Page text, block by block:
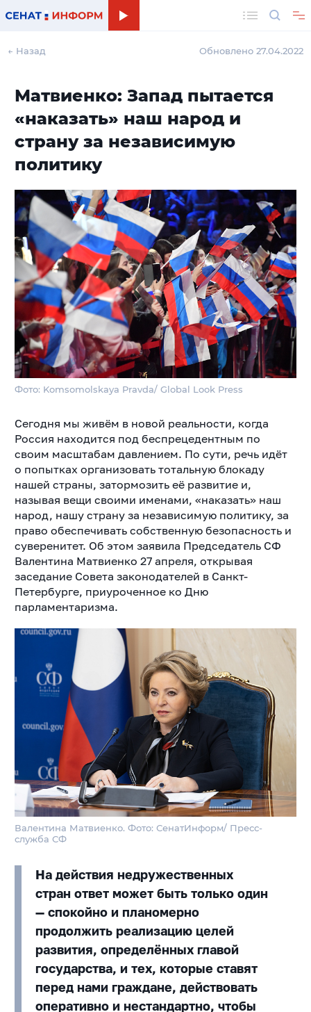
← Назад Обновлено 27.04.2022
Матвиенко: Запад пытается
«наказать» наш народ и
страну за независимую
политику
Фото: Komsomolskaya Pravda/ Global Look Press
Сегодня мы живём в новой реальности, когда
Россия находится под беспрецедентным по
своим масштабам давлением. По сути, речь идёт
о попытках организовать тотальную блокаду
нашей страны, затормозить её развитие и,
называя вещи своими именами, «наказать» наш
народ, нашу страну за независимую политику, за
право обеспечивать собственную безопасность и
суверенитет. Об этом заявила Председатель СФ
Валентина Матвиенко 27 апреля, открывая
заседание Совета законодателей в Санкт-
Петербурге, приуроченное ко Дню
парламентаризма.
Валентина Матвиенко. Фото: СенатИнформ/ Пресс-
служба СФ
На действия недружественных
стран ответ может быть только один
— спокойно и планомерно
продолжить реализацию целей
развития, определённых главой
государства, и тех, которые ставят
перед нами граждане, действовать
оперативно и нестандартно, чтобы